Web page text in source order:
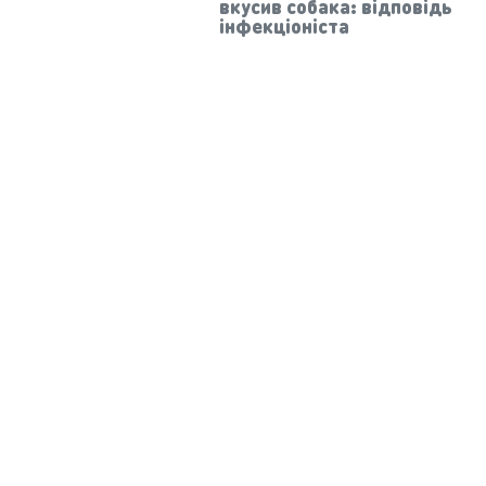
вкусив собака: відповідь
інфекціоніста